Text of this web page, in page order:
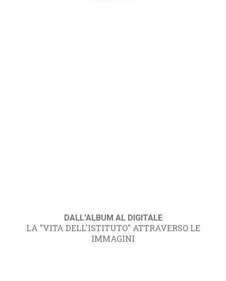
DALL'ALBUM AL DIGITALE
LA "VITA DELL'ISTITUTO" ATTRAVERSO LE
IMMAGINI